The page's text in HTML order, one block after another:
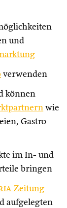
und
verwenden
können
wie
Gastro-
im In- und
bringen
Zeitung
aufgelegten